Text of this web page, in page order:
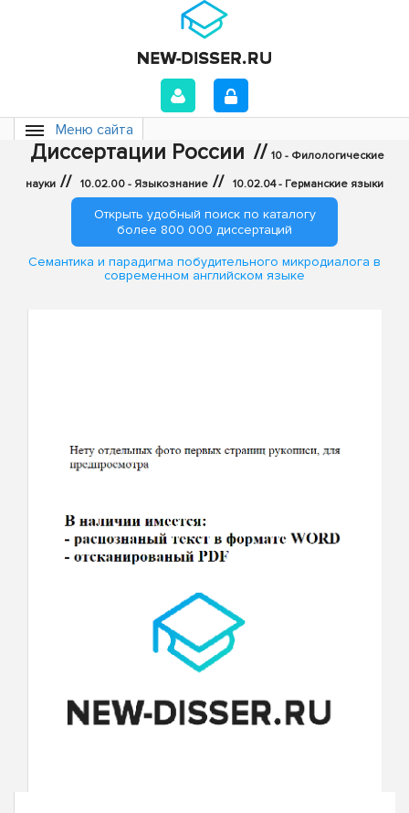
Меню сайта
Диссертации России // 10 - Филологические
науки // 10.02.00 - Языкознание // 10.02.04 - Германские языки
Открыть удобный поиск по каталогу
более 800 000 диссертаций
Семантика и парадигма побудительного микродиалога в
современном английском языке